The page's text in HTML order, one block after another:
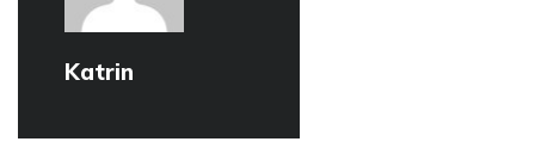
Katrin